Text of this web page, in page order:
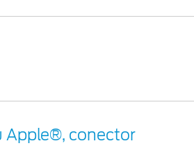
Apple®, conector